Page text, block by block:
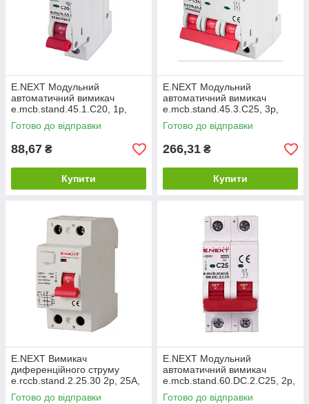
E.NEXT Модульний
автоматичний вимикач
e.mcb.stand.45.1.C20, 1р,
20А, C, 4,5 кА s002009
Готово до відправки
88,67 ₴
Купити
E.NEXT Модульний
автоматичний вимикач
e.mcb.stand.45.3.C25, 3р,
25А, C, 4,5 кА s002033
Готово до відправки
266,31 ₴
Купити
E.NEXT Вимикач
диференційного струму
e.rccb.stand.2.25.30 2р, 25А,
30mA s034001
Готово до відправки
E.NEXT Модульний
автоматичний вимикач
e.mcb.stand.60.DC.2.C25, 2р,
25А, C, 6кА, DC s081021
Готово до відправки